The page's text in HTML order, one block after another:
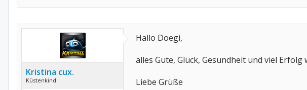
Kristina cux.
Küstenkind
Hallo Doegi,
alles Gute, Glück, Gesundheit und viel
Liebe Grüße